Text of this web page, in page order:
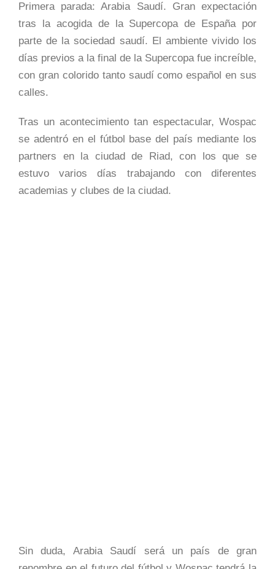
Primera parada: Arabia Saudí. Gran expectación
tras la acogida de la Supercopa de España por
parte de la sociedad saudí. El ambiente vivido los
días previos a la final de la Supercopa fue increíble,
con gran colorido tanto saudí como español en sus
calles.
Tras un acontecimiento tan espectacular, Wospac
se adentró en el fútbol base del país mediante los
partners en la ciudad de Riad, con los que se
estuvo varios días trabajando con diferentes
academias y clubes de la ciudad.
Sin duda, Arabia Saudí será un país de gran